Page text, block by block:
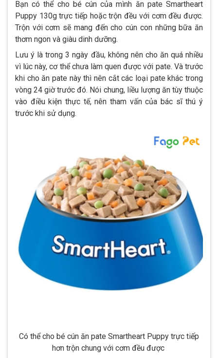
Bạn có thể cho bé cún của mình ăn pate Smartheart
Puppy 130g trực tiếp hoặc trộn đều với cơm đều được.
Trộn với cơm sẽ mang đến cho cún con những bữa ăn
thơm ngon và giàu dinh dưỡng.
Lưu ý là trong 3 ngày đầu, không nên cho ăn quá nhiều
vì lúc này, cơ thể chưa làm quen được với pate. Và trước
khi cho ăn pate này thì nên cắt các loại pate khác trong
vòng 24 giờ trước đó. Nói chung, liều lượng ăn tùy thuộc
vào điều kiện thực tế, nên tham vấn của bác sĩ thú ý
trước khi sử dụng.
Có thể cho bé cún ăn pate Smartheart Puppy trực tiếp
hơn trộn chung với cơm đều được